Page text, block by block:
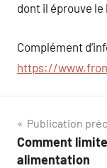
dont il éprouve
Complément
https://
de
Publication
Comment
alimentation